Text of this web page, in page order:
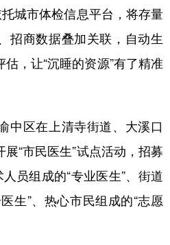
城市体检信息平台，将存量
招商数据叠加关联，自动生
，让“沉睡的资源”有了精准
区在上清寺街道、大溪口
“市民医生”试点活动，招募
员组成的“专业医生”、街道
生”、热心市民组成的“志愿